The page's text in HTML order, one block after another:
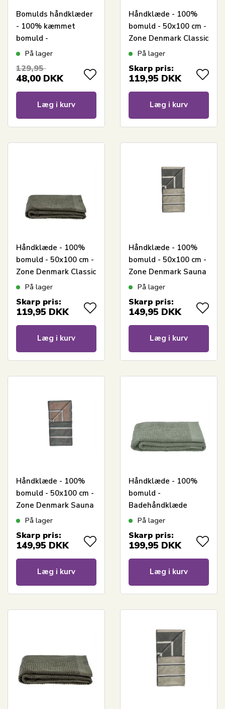
Bomulds håndklæder
- 100% kæmmet
bomuld -
Gæstehåndklæder
Mørkegrøn
På lager
129,95
48,00 DKK
Læg i kurv
Håndklæde - 100%
bomuld - 50x100 cm -
Zone Denmark Classic
- Matcha Green
På lager
Skarp pris:
119,95 DKK
Læg i kurv
Håndklæde - 100%
bomuld - 50x100 cm -
Zone Denmark Classic
- Olive Green
På lager
Skarp pris:
119,95 DKK
Læg i kurv
Håndklæde - 100%
bomuld - 50x100 cm -
Zone Denmark Sauna
- Stribet Olive
På lager
Skarp pris:
149,95 DKK
Læg i kurv
Håndklæde - 100%
bomuld - 50x100 cm -
Zone Denmark Sauna
- Stribet Olive Green
På lager
Skarp pris:
149,95 DKK
Læg i kurv
Håndklæde - 100%
bomuld -
Badehåndklæde
70x140 cm - Zone
Matcha Green
På lager
Skarp pris:
199,95 DKK
Læg i kurv